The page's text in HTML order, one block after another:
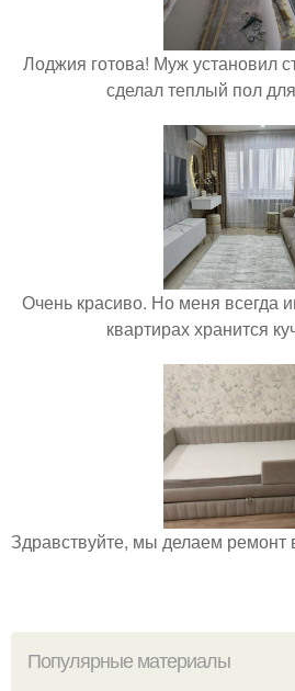
Лоджия готова! Муж установил
сделал теплый пол
Очень красиво. Но меня всегда
квартирах хранится
Здравствуйте, мы делаем ремонт
Популярные материалы